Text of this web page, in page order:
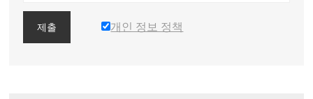
제출 개인 정보 정책